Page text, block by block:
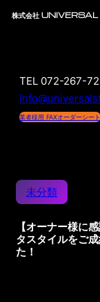
株式会社
TEL 072-267-
業者様用 FAXオーダーシート
未分類
【オーナー様
タスタイルをご
た！